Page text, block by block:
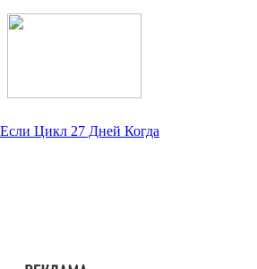
Цикл 27 Дней Когда